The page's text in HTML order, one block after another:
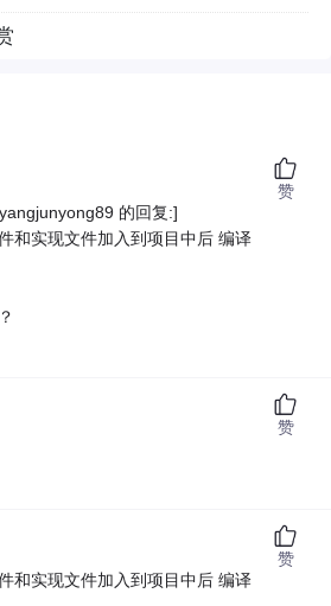
的回复:]
和实现文件加入到项目中后 编译
赞
赞
和实现文件加入到项目中后 编译
赞